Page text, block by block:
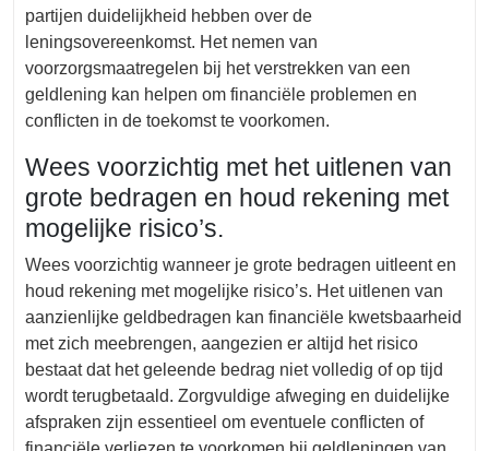
partijen duidelijkheid hebben over de
leningsovereenkomst. Het nemen van
voorzorgsmaatregelen bij het verstrekken van een
geldlening kan helpen om financiële problemen en
conflicten in de toekomst te voorkomen.
Wees voorzichtig met het uitlenen van
grote bedragen en houd rekening met
mogelijke risico’s.
Wees voorzichtig wanneer je grote bedragen uitleent en
houd rekening met mogelijke risico’s. Het uitlenen van
aanzienlijke geldbedragen kan financiële kwetsbaarheid
met zich meebrengen, aangezien er altijd het risico
bestaat dat het geleende bedrag niet volledig of op tijd
wordt terugbetaald. Zorgvuldige afweging en duidelijke
afspraken zijn essentieel om eventuele conflicten of